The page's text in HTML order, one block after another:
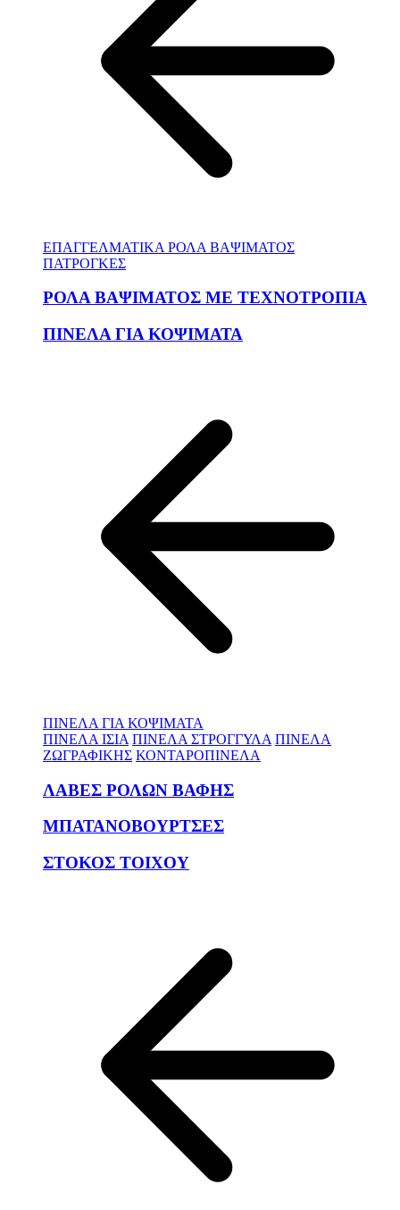
ΕΠΑΓΓΕΛΜΑΤΙΚΑ ΡΟΛΑ ΒΑΨΙΜΑΤΟΣ
ΠΑΤΡΟΓΚΕΣ
ΡΟΛΑ ΒΑΨΙΜΑΤΟΣ ΜΕ ΤΕΧΝΟΤΡΟΠΙΑ
ΠΙΝΕΛΑ ΓΙΑ ΚΟΨΙΜΑΤΑ
ΠΙΝΕΛΑ ΓΙΑ ΚΟΨΙΜΑΤΑ
ΠΙΝΕΛΑ ΙΣΙΑ ΠΙΝΕΛΑ ΣΤΡΟΓΓΥΛΑ ΠΙΝΕΛΑ
ΖΩΓΡΑΦΙΚΗΣ ΚΟΝΤΑΡΟΠΙΝΕΛΑ
ΛΑΒΕΣ ΡΟΛΩΝ ΒΑΦΗΣ
ΜΠΑΤΑΝΟΒΟΥΡΤΣΕΣ
ΣΤΟΚΟΣ ΤΟΙΧΟΥ